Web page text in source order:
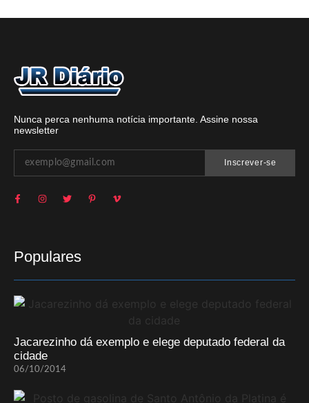
Nunca perca nenhuma notícia importante. Assine nossa
newsletter
Inscrever-se
Populares
Jacarezinho dá exemplo e elege deputado federal da
cidade
06/10/2014